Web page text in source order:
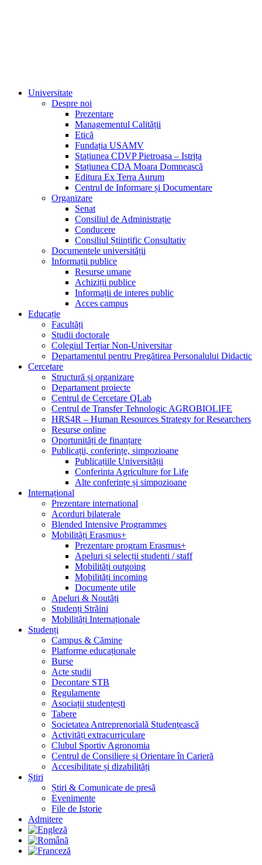
Universitate
Despre noi
Prezentare
Managementul Calității
Etică
Fundația USAMV
Stațiunea CDVP Pietroasa – Istrița
Stațiunea CDA Moara Domnească
Editura Ex Terra Aurum
Centrul de Informare și Documentare
Organizare
Senat
Consiliul de Administrație
Conducere
Consiliul Științific Consultativ
Documentele universității
Informații publice
Resurse umane
Achiziții publice
Informații de interes public
Acces campus
Educație
Facultăți
Studii doctorale
Colegiul Terțiar Non-Universitar
Departamentul pentru Pregătirea Personalului Didactic
Cercetare
Structură și organizare
Departament proiecte
Centrul de Cercetare QLab
Centrul de Transfer Tehnologic AGROBIOLIFE
HRS4R – Human Resources Strategy for Researchers
Resurse online
Oportunități de finanțare
Publicații, conferințe, simpozioane
Publicațiile Universității
Conferinta Agriculture for Life
Alte conferințe și simpozioane
Internațional
Prezentare international
Acorduri bilaterale
Blended Intensive Programmes
Mobilități Erasmus+
Prezentare program Erasmus+
Apeluri și selecții studenti / staff
Mobilități outgoing
Mobilități incoming
Documente utile
Apeluri & Noutăți
Studenți Străini
Mobilități Internaționale
Studenți
Campus & Cămine
Platforme educaționale
Burse
Acte studii
Decontare STB
Regulamente
Asociații studențești
Tabere
Societatea Antreprenorială Studențească
Activități extracurriculare
Clubul Sportiv Agronomia
Centrul de Consiliere și Orientare în Carieră
Accesibilitate și dizabilități
Știri
Știri & Comunicate de presă
Evenimente
File de Istorie
Admitere